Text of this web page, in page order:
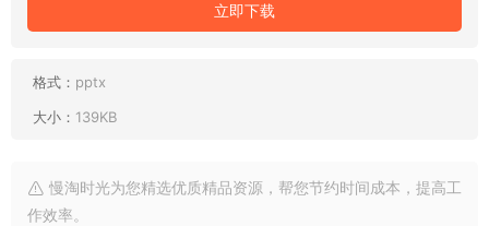
美好。感谢你的关注和阅读。
立即下载
格式： pptx
大小： 139KB
慢淘时光为您精选优质精品资源，帮您节约时间成本，提高工
作效率。